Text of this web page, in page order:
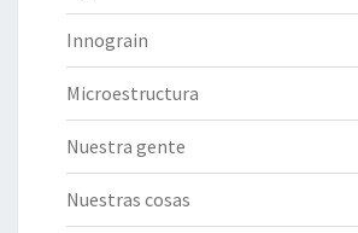
Innograin
Microestructura
Nuestra gente
Nuestras cosas